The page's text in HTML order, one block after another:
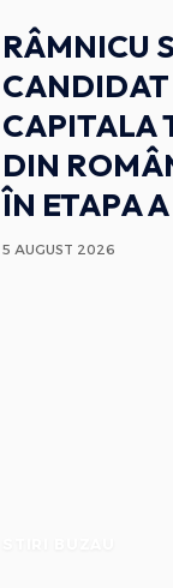
RÂMNICU
CAPITALA
DIN
ÎN ETAPA
5 AUGUST 2026